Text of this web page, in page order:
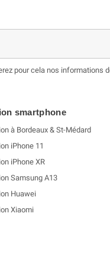
pour cela nos informations
smartphone
à Bordeaux & St-Médard
iPhone 11
iPhone XR
Samsung A13
Huawei
Xiaomi